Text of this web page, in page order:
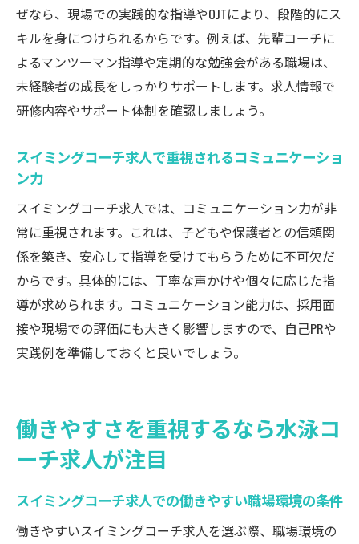
ぜなら、現場での実践的な指導やOJTにより、段階的にス
キルを身につけられるからです。例えば、先輩コーチに
よるマンツーマン指導や定期的な勉強会がある職場は、
未経験者の成長をしっかりサポートします。求人情報で
研修内容やサポート体制を確認しましょう。
スイミングコーチ求人で重視されるコミュニケーショ
ン力
スイミングコーチ求人では、コミュニケーション力が非
常に重視されます。これは、子どもや保護者との信頼関
係を築き、安心して指導を受けてもらうために不可欠だ
からです。具体的には、丁寧な声かけや個々に応じた指
導が求められます。コミュニケーション能力は、採用面
接や現場での評価にも大きく影響しますので、自己PRや
実践例を準備しておくと良いでしょう。
働きやすさを重視するなら水泳コ
ーチ求人が注目
スイミングコーチ求人での働きやすい職場環境の条件
働きやすいスイミングコーチ求人を選ぶ際、職場環境の